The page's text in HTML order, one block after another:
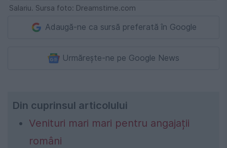
Salariu. Sursa foto: Dreamstime.com
Adaugă-ne ca sursă preferată în Google
Urmărește-ne pe Google News
Din cuprinsul articolului
Venituri mari mari pentru angajații
români